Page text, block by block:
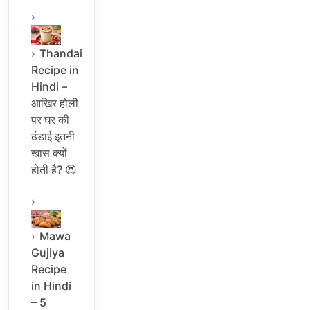
Thandai
Recipe in
Hindi –
आखिर होली
पर घर की
ठंडाई इतनी
खास क्यों
होती है? 😍
Mawa
Gujiya
Recipe
in Hindi
– 5